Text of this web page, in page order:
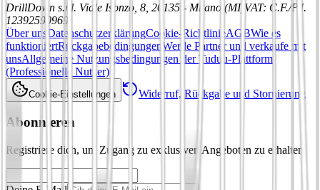
DrillDown s.r.l. Viale Isonzo, 8, 20135 - Milano (MI) VAT: C.F./P.I.
12392590969
Über uns DatenschutzerklärungCookie-RichtlinieAGBWie es
funktioniertRückgabebedingungen Werde Partner und verkaufe mit
unsAllgemeine Nutzungsbedingungen der Tuduu-Plattform
(Professionelle Nutzer)
Cookie-Einstellungen Widerruf, Rückgabe und Stornierung
Abonnieren
Registriere dich, um Zugang zu exklusiven Angeboten zu erhalten